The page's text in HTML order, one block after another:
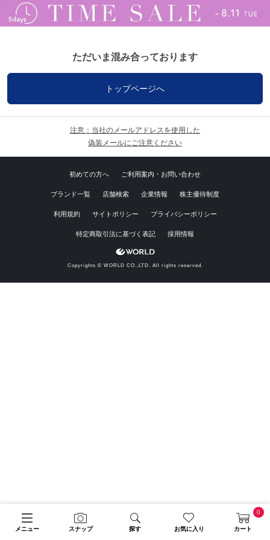
メニュー スナップ 探す お気に入り カート
0
ただいま混み合っております
トップページへ
注意：当社のメールアドレスを使用した
偽装メールにご注意ください
初めての方へ ご利用案内・お問い合わせ
ブランド一覧 店舗検索 企業情報 株主優待制度
利用規約 サイトポリシー プライバシーポリシー
特定商取引法に基づく表記 採用情報
Copyrights © WORLD CO.,LTD. All rights reserved.